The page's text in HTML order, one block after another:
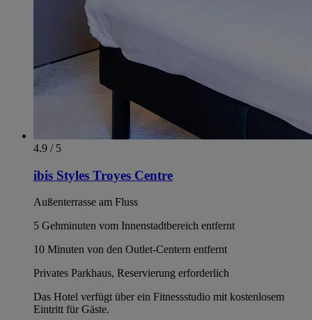
4.9 / 5
ibis Styles Troyes Centre
Außenterrasse am Fluss
5 Gehminuten vom Innenstadtbereich entfernt
10 Minuten von den Outlet-Centern entfernt
Privates Parkhaus, Reservierung erforderlich
Das Hotel verfügt über ein Fitnessstudio mit kostenlosem
Eintritt für Gäste.